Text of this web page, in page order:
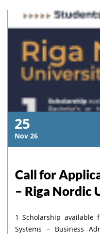
25
Nov 26
Call for
– Riga Nordic
1 Scholarship available
Systems – Business Administration Deadline: November 21, 2025